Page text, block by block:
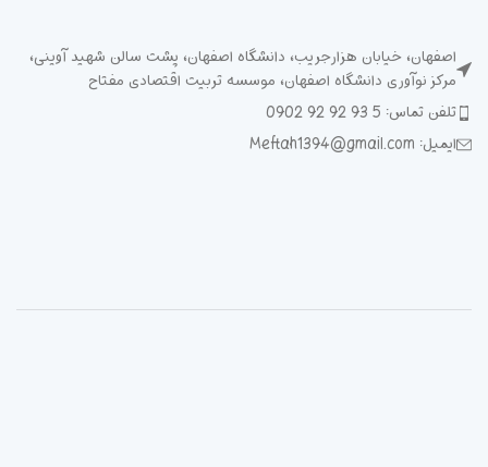
اصفهان، خیابان هزارجریب، دانشگاه اصفهان، پشت سالن شهید آوینی،
مرکز نوآوری دانشگاه اصفهان، موسسه تربیت اقتصادی مفتاح
تلفن تماس: 5 93 92 92 0902
ایمیل: Meftah1394@gmail.com